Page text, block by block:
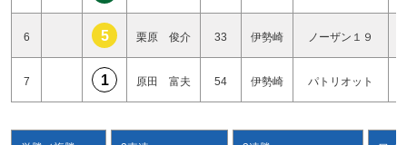
6 5 栗原 俊介 33 伊勢崎 ノーザン１９
7 1 原田 富夫 54 伊勢崎 パトリオット